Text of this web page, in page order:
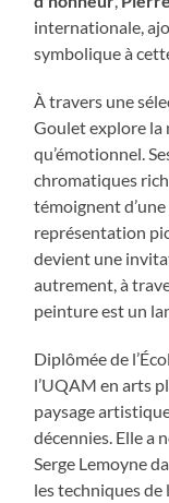
internationale,
symbolique à
À travers une
Goulet explore
qu’émotionnel.
chromatiques
témoignent
représentation
devient une
autrement, à
peinture est un
Diplômée de
l’UQAM en arts
paysage
décennies. Elle a
Serge Lemoyne
les techniques